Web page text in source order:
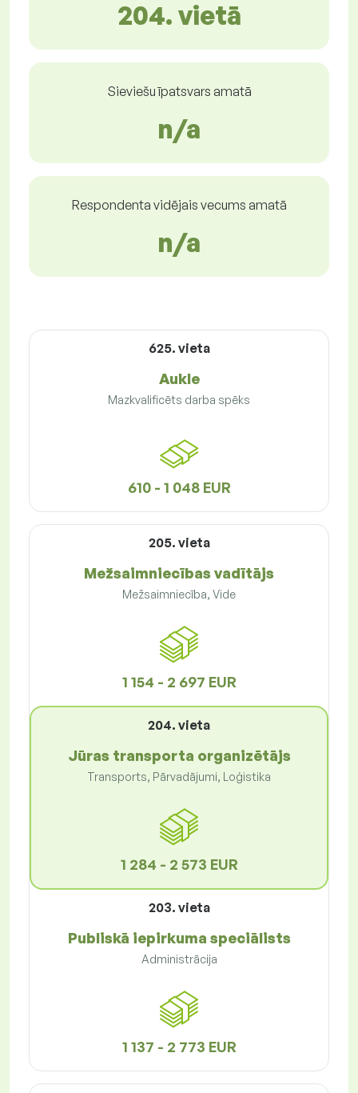
204. vietā
Sieviešu īpatsvars amatā
n/a
Respondenta vidējais vecums amatā
n/a
625. vieta
Aukle
Mazkvalificēts darba spēks
610 - 1 048 EUR
205. vieta
Mežsaimniecības vadītājs
Mežsaimniecība, Vide
1 154 - 2 697 EUR
204. vieta
Jūras transporta organizētājs
Transports, Pārvadājumi, Loģistika
1 284 - 2 573 EUR
203. vieta
Publiskā iepirkuma speciālists
Administrācija
1 137 - 2 773 EUR